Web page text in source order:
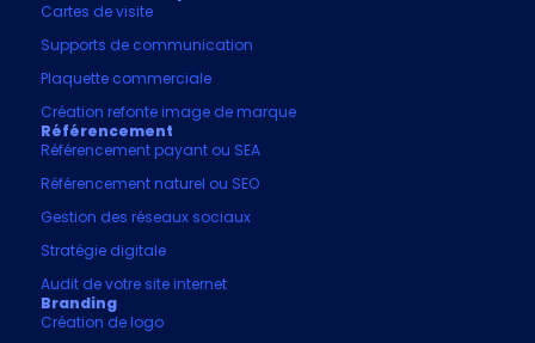
Cartes de visite
Supports de communication
Plaquette commerciale
Création refonte image de marque
Référencement
Référencement payant ou SEA
Référencement naturel ou SEO
Gestion des réseaux sociaux
Stratégie digitale
Audit de votre site internet
Branding
Création de logo